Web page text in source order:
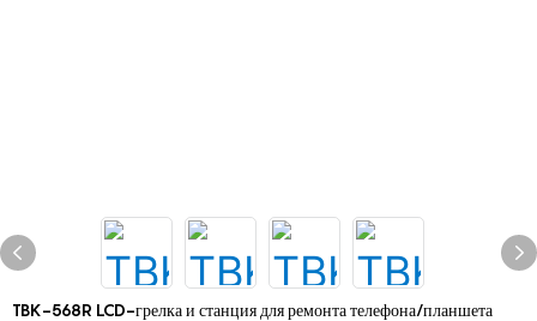
TBK-568R LCD-грелка и станция для ремонта телефона/планшета